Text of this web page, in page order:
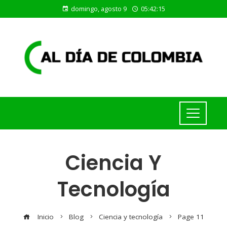
domingo, agosto 9 05:42:16
Ciencia Y
Tecnología
Inicio Blog Ciencia y tecnología Page 11